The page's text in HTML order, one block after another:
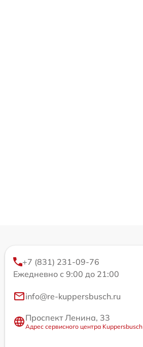
+7 (831) 231-09-76
Ежедневно с 9:00 до 21:00
info@re-kuppersbusch.ru
Проспект Ленина, 33
Адрес сервисного центра Kuppersbusch